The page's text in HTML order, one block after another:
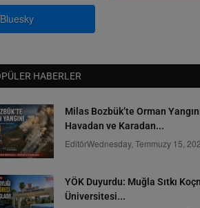
Bluesky
HABERLER
Milas Bozbük’te Orman
Havadan ve Karadan...
EditörWednesday, Temmuzy 15,
YÖK Duyurdu: Muğla Sıtkı
Üniversitesi...